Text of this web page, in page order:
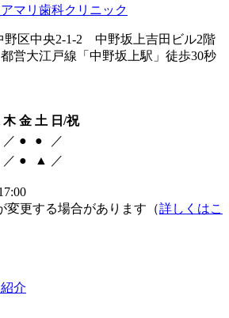
区中央2-1-2 中野坂上吉田ビル2階
営大江戸線「中野坂上駅」徒歩30秒
木 金 土 日/祝
／ ● ●
／
／ ● ▲ ／
更する場合があります（詳しくはこ
介